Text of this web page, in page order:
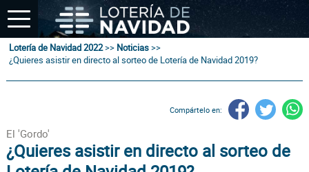
Lotería de Navidad 2022>> Noticias>>
¿Quieres asistir en directo al sorteo de Lotería de Navidad 2019?
Compártelo en:
El 'Gordo'
¿Quieres asistir en directo al sorteo de